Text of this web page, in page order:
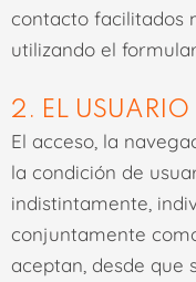
contacto facilitados
utilizando el
2. EL USUARIO
El acceso, la
la condición de
indistintamente,
conjuntamente
aceptan, desde que